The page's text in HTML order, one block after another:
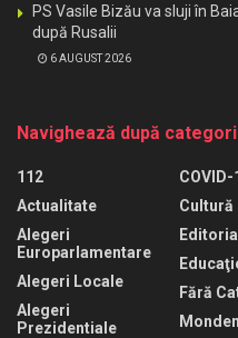
PS Vasile Bizău va sluji în
după Rusalii
6 AUGUST 2026
Navighează după
112
Actualitate
Alegeri
Europarlamentare
Alegeri Locale
Alegeri
Prezidentiale
COVID-
Cultură
Fără
Monden